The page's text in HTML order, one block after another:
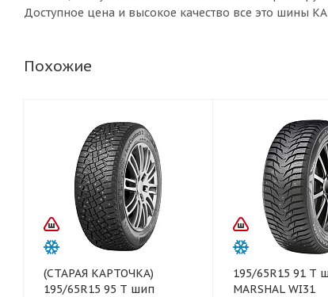
Доступное цена и высокое качество все это шины
Похожие
(СТАРАЯ КАРТОЧКА)
195/65R15 95 T шип
195/65R15 91 T
MARSHAL WI31